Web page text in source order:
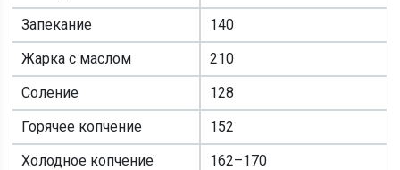
Запекание
140
Жарка с маслом
210
Соление
128
Горячее копчение
152
Холодное копчение
162–170